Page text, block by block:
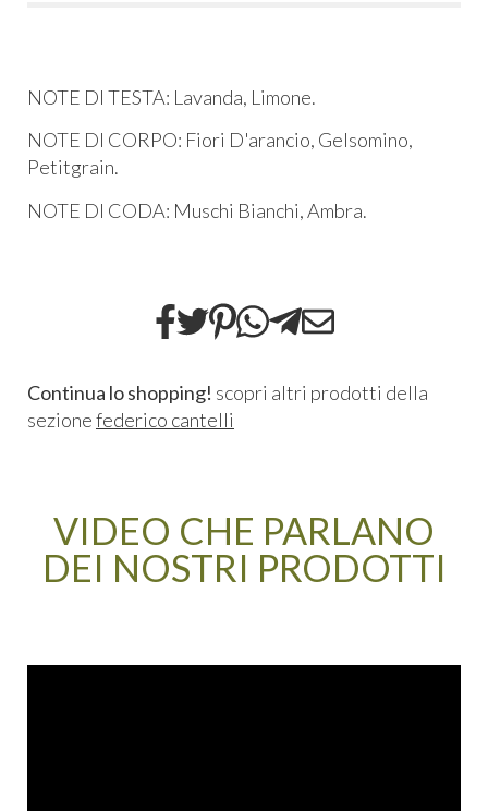
NOTE DI TESTA: Lavanda, Limone.
NOTE DI CORPO: Fiori D'arancio, Gelsomino,
Petitgrain.
NOTE DI CODA: Muschi Bianchi, Ambra.
Continua lo shopping! scopri altri prodotti della
sezionefederico cantelli
VIDEO CHE PARLANO
DEI NOSTRI PRODOTTI